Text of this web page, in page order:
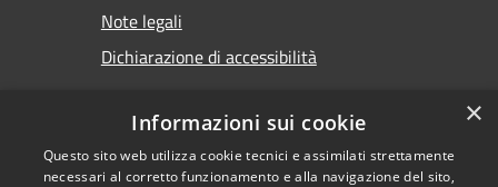
Note legali
Dichiarazione di accessibilità
RSS
Copyright © 2026 •
×
Informazioni sui cookie
Questo sito web utilizza cookie tecnici e assimilati strettamente
necessari al corretto funzionamento e alla navigazione del sito,